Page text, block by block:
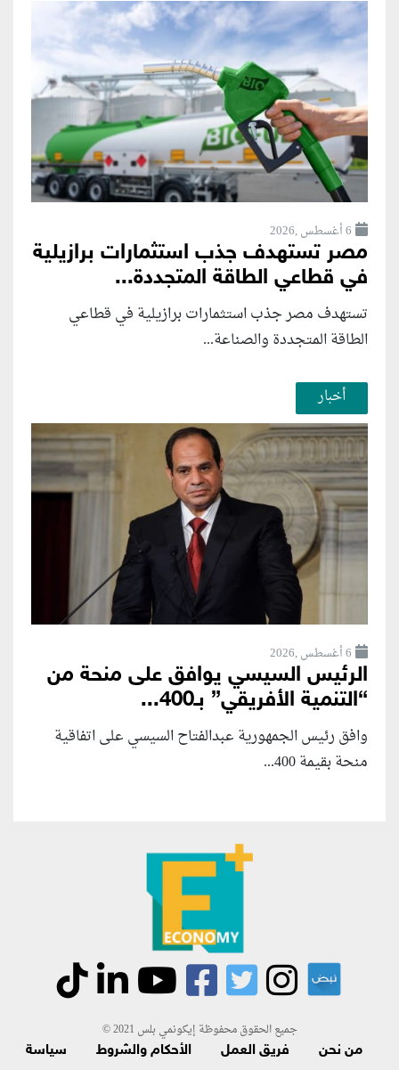
6 أغسطس ,2026
مصر تستهدف جذب استثمارات برازيلية
في قطاعي الطاقة المتجددة...
تستهدف مصر جذب استثمارات برازيلية في قطاعي
الطاقة المتجددة والصناعة...
أخبار
6 أغسطس ,2026
الرئيس السيسي يوافق على منحة من
“التنمية الأفريقي” بـ400...
وافق رئيس الجمهورية عبدالفتاح السيسي على اتفاقية
منحة بقيمة 400...
جميع الحقوق محفوظة إيكونمي بلس 2021 ©
من نحن فريق العمل الأحكام والشروط
سياسة